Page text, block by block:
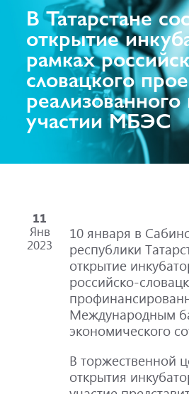
В Татарстане
открытие
рамках
словацкого
участии МБЭС
11
Янв
2023
10 января в
республики
открытие
российско-
Международным
экономического
В торжественной
открытия